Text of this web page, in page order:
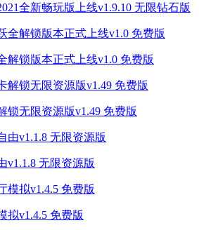
全新畅玩版上线v1.9.10 无限钻石版
解锁版本正式上线v1.0 免费版
锁无限资源版v1.49 免费版
v1.1.8 无限资源版
拟v1.4.5 免费版